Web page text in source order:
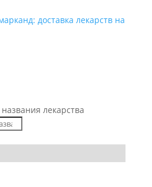
лекарства